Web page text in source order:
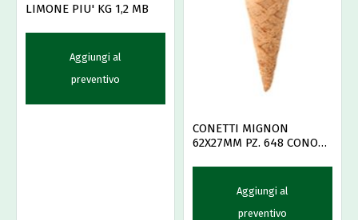
LIMONE PIU' KG 1,2 MB
Aggiungi al
preventivo
CONETTI MIGNON
62X27MM PZ. 648 CONO
Aggiungi al
preventivo